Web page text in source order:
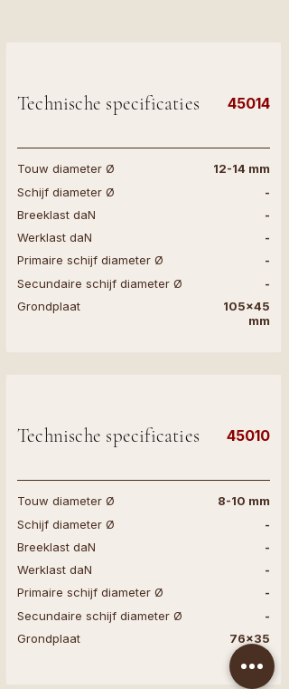
Technische specificaties 45014
Touw diameter Ø
12-14 mm
Schijf diameter Ø
-
Breeklast daN
Werklast daN
Primaire schijf diameter Ø
-
-
-
Secundaire schijf diameter Ø
Grondplaat
-
105x45
mm
Technische specificaties 45010
Touw diameter Ø
8-10 mm
Schijf diameter Ø
-
Breeklast daN
Werklast daN
Primaire schijf diameter Ø
-
-
-
Secundaire schijf diameter Ø
Grondplaat
-
76x35
mm